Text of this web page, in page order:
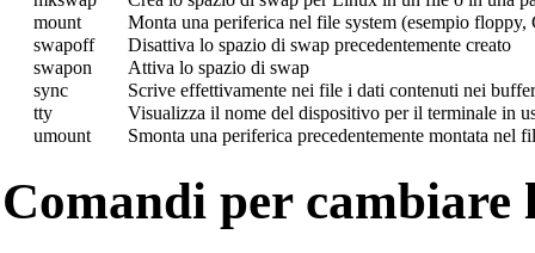
mount
Monta una periferica nel file system (esempio floppy,
swapoff
Disattiva lo spazio di swap precedentemente creato
swapon
Attiva lo spazio di swap
sync
Scrive effettivamente nei file i dati contenuti nei
tty
Visualizza il nome del dispositivo per il terminale in
umount
Smonta una periferica precedentemente montata nel
Comandi per cambiare